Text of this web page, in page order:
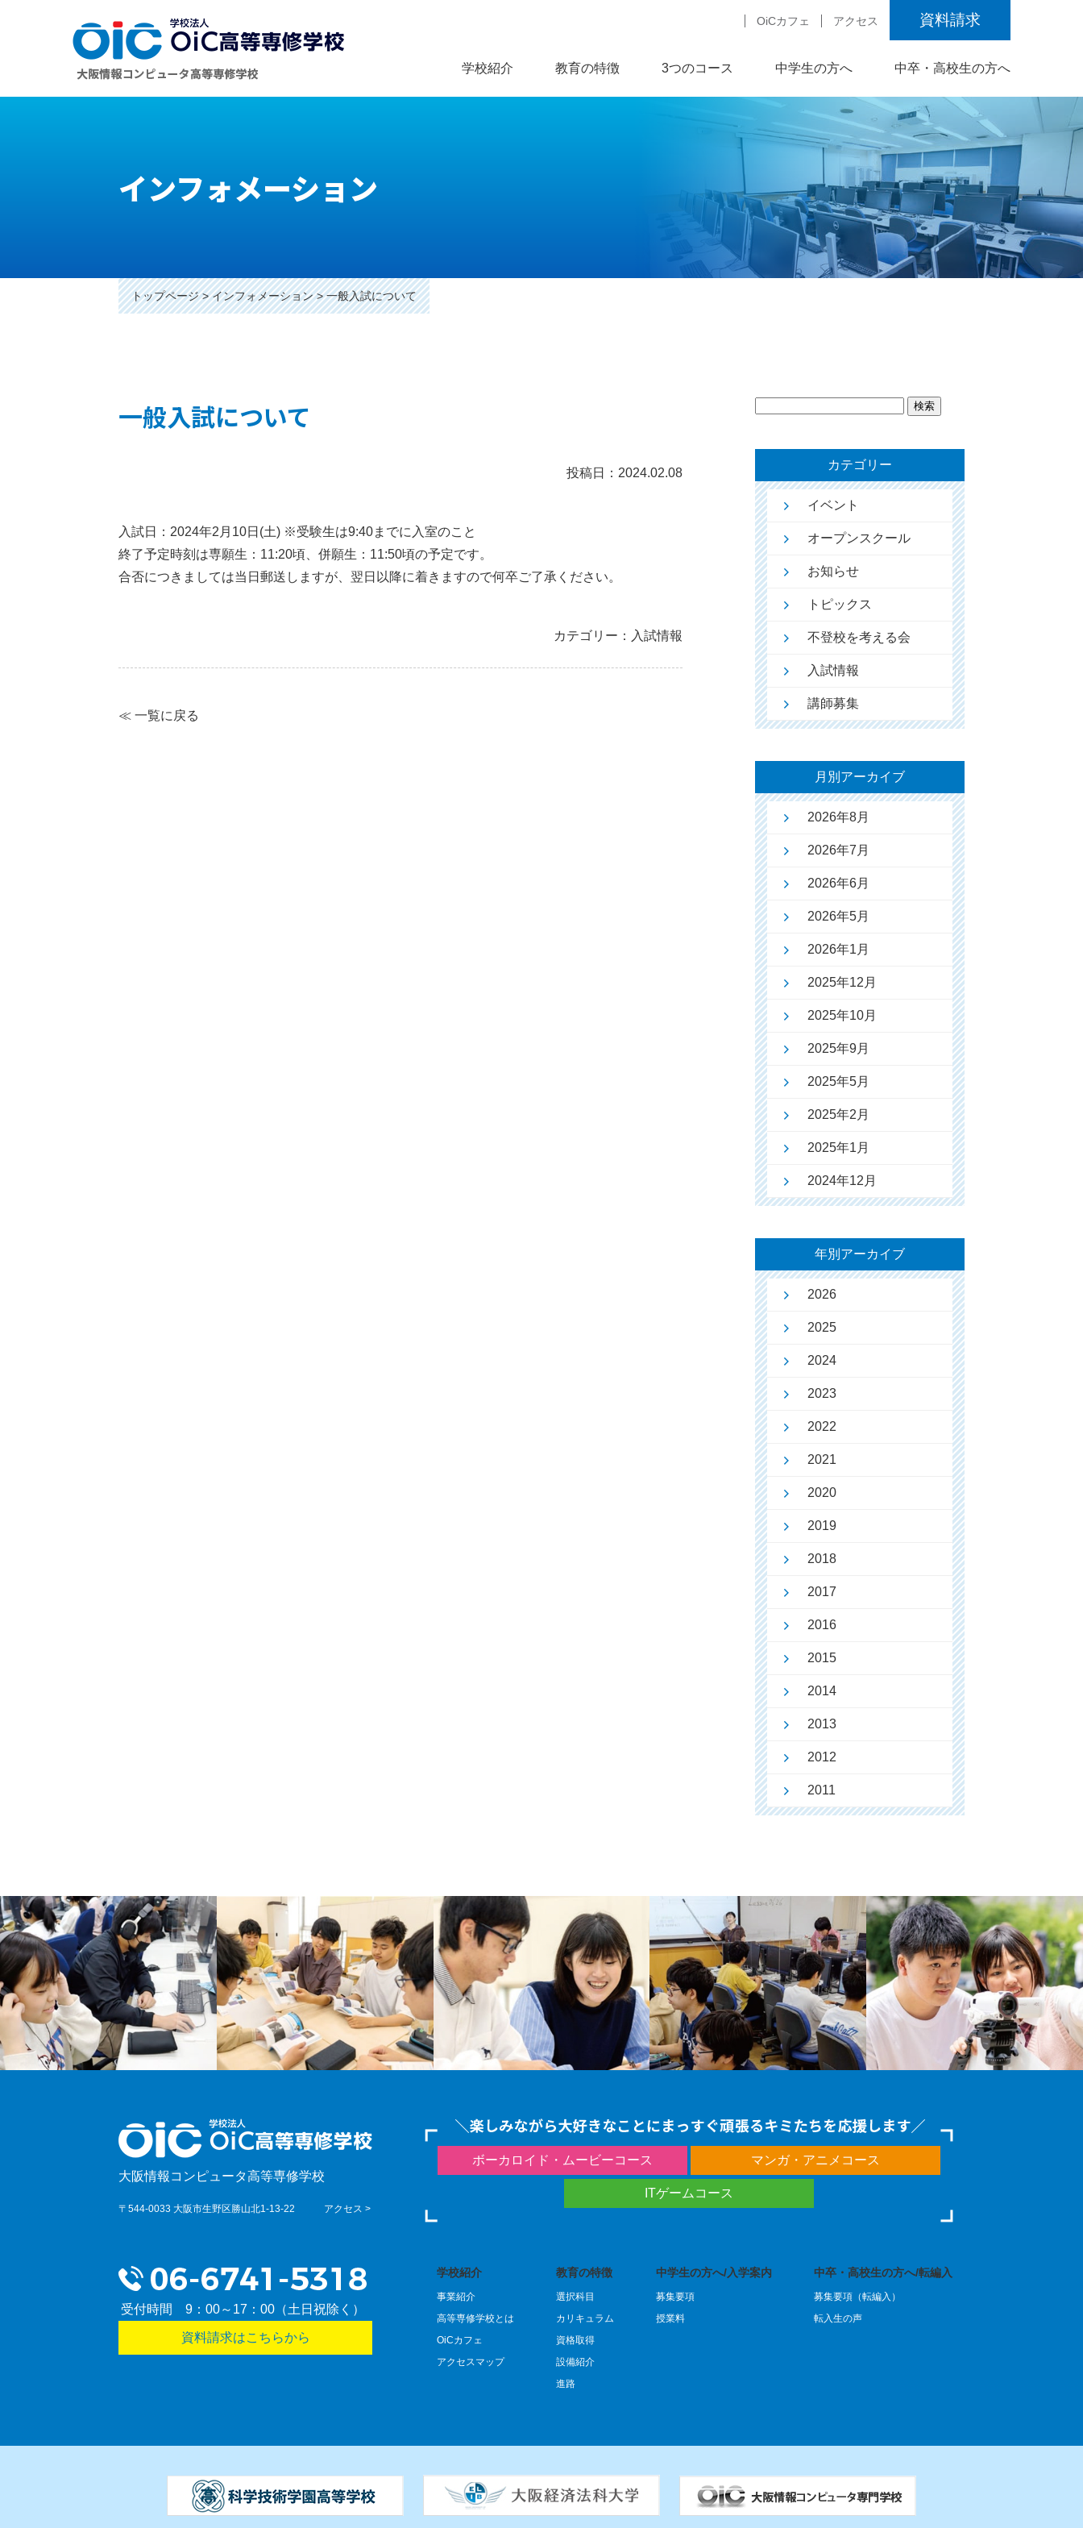
OiCカフェ アクセス 資料請求
学校紹介 教育の特徴 3つのコース 中学生の方へ 中卒・高校生の方へ
インフォメーション
トップページ インフォメーション 一般入試について
一般入試について
投稿日：2024.02.08
入試日：2024年2月10日(土) ※受験生は9:40までに入室のこと
終了予定時刻は専願生：11:20頃、併願生：11:50頃の予定です。
合否につきましては当日郵送しますが、翌日以降に着きますので何卒ご了承ください。
カテゴリー：入試情報
≪ 一覧に戻る
カテゴリー
イベント
オープンスクール
お知らせ
トピックス
不登校を考える会
入試情報
講師募集
月別アーカイブ
2026年8月
2026年7月
2026年6月
2026年5月
2026年1月
2025年12月
2025年10月
2025年9月
2025年5月
2025年2月
2025年1月
2024年12月
年別アーカイブ
2026
2025
2024
2023
2022
2021
2020
2019
2018
2017
2016
2015
2014
2013
2012
2011
大阪情報コンピュータ高等専修学校
〒544-0033 大阪市生野区勝山北1-13-22 アクセス >
受付時間 9：00～17：00（土日祝除く）
資料請求はこちらから
ボーカロイド・ムービーコース マンガ・アニメコース
ITゲームコース
学校紹介
事業紹介
高等専修学校とは
OiCカフェ
アクセスマップ
教育の特徴
選択科目
カリキュラム
資格取得
設備紹介
進路
中学生の方へ/入学案内
募集要項
授業料
中卒・高校生の方へ/転編入
募集要項（転編入）
転入生の声